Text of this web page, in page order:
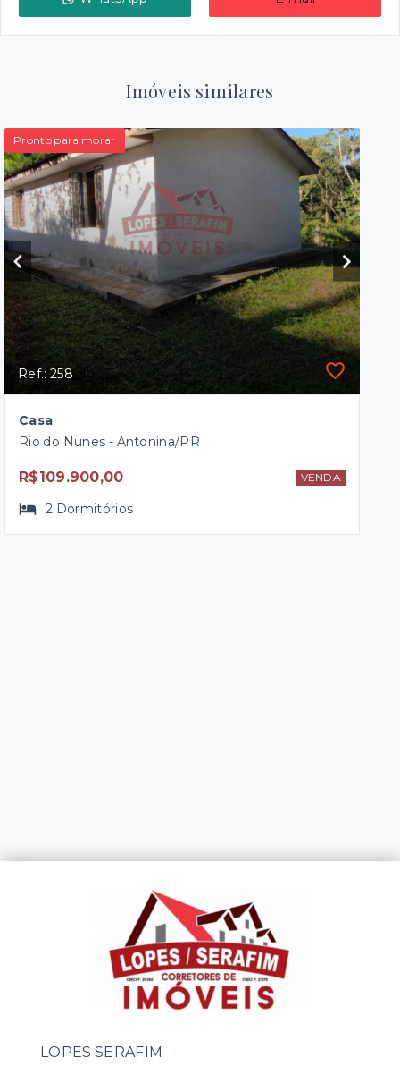
Imóveis similares
Pronto para morar
Ref.: 258
Casa
Rio do Nunes - Antonina/PR
R$109.900,00 VENDA
2 Dormitórios
LOPES SERAFIM